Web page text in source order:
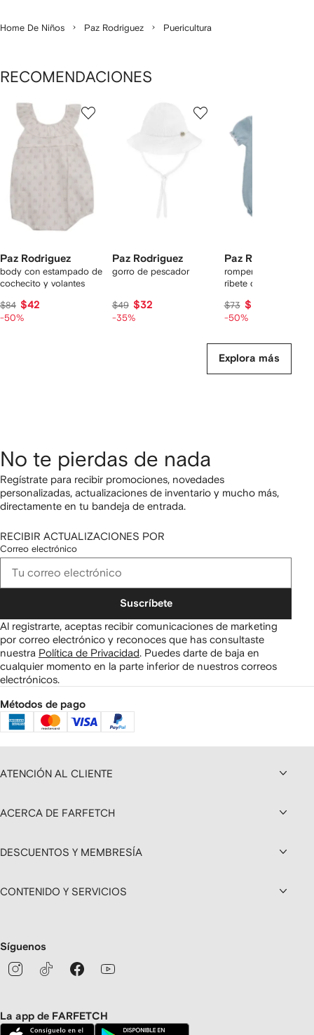
Home De Niños Paz Rodriguez Puericultura
RECOMENDACIONES
Paz Rodriguez
body con estampado de
cochecito y volantes
$84 $42
-50%
Paz Rodriguez
gorro de pescador
$49 $32
-35%
12
Paz Rodriguez
romper con volantes
ribete de encaje
$73 $36
-50%
Explora más
No te pierdas de nada
Regístrate para recibir promociones, novedades
personalizadas, actualizaciones de inventario y mucho más,
directamente en tu bandeja de entrada.
RECIBIR ACTUALIZACIONES POR
Correo electrónico
Suscríbete
Al registrarte, aceptas recibir comunicaciones de marketing
por correo electrónico y reconoces que has consultaste
nuestra Política de Privacidad Puedes darte de baja en
cualquier momento en la parte inferior de nuestros correos
electrónicos.
Métodos de pago
ATENCIÓN AL CLIENTE
ACERCA DE FARFETCH
DESCUENTOS Y MEMBRESÍA
CONTENIDO Y SERVICIOS
Síguenos
La app de FARFETCH